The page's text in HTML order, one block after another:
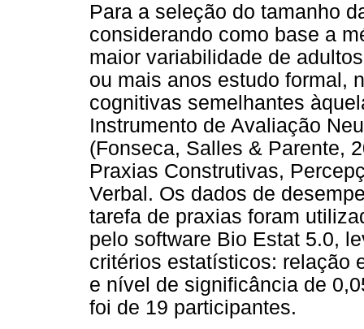
Para a seleção do tamanho
considerando como base a
maior variabilidade de
ou mais anos estudo formal,
cognitivas semelhantes
Instrumento de Avaliação
(Fonseca, Salles & Parente,
Praxias Construtivas,
Verbal. Os dados de
tarefa de praxias foram
pelo software Bio Estat 5.0,
critérios estatísticos: relação
e nível de significância de
foi de 19 participantes.